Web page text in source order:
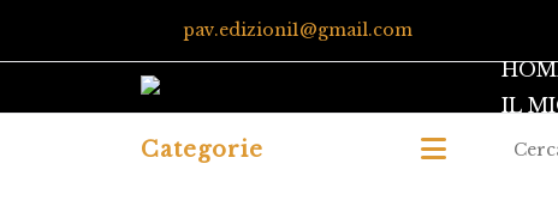
pav.edizioni1@gmail.com
IL
Categorie